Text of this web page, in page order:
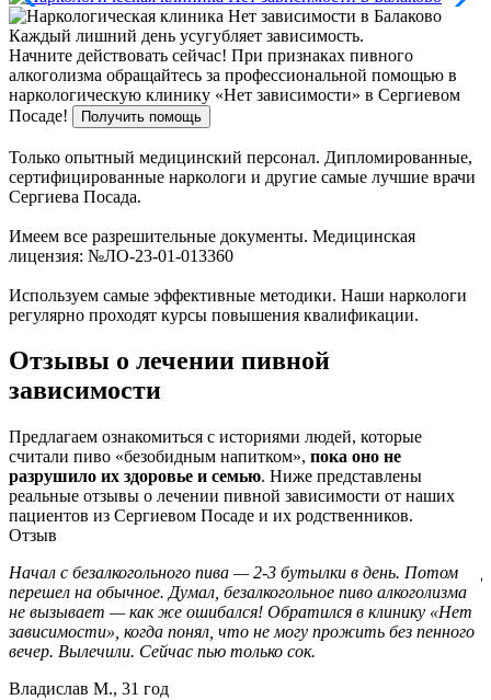
Каждый лишний день усугубляет зависимость.
Начните действовать сейчас! При признаках пивного
алкоголизма обращайтесь за профессиональной помощью в
наркологическую клинику «Нет зависимости» в Сергиевом
Посаде!
Получить помощь
Только опытный медицинский персонал. Дипломированные,
сертифицированные наркологи и другие самые лучшие врачи
Сергиева Посада.
Имеем все разрешительные документы. Медицинская
лицензия: №ЛО-23-01-013360
Используем самые эффективные методики. Наши наркологи
регулярно проходят курсы повышения квалификации.
Отзывы о лечении пивной
зависимости
Предлагаем ознакомиться с историями людей, которые
считали пиво «безобидным напитком», пока оно не
разрушило их здоровье и семью. Ниже представлены
реальные отзывы о лечении пивной зависимости от наших
пациентов из Сергиевом Посаде и их родственников.
Отзыв
Начал с безалкогольного пива — 2-3 бутылки в день. Потом
перешел на обычное. Думал, безалкогольное пиво алкоголизма
не вызывает — как же ошибался! Обратился в клинику «Нет
зависимости», когда понял, что не могу прожить без пенного
вечер. Вылечили. Сейчас пью только сок.
Владислав М., 31 год